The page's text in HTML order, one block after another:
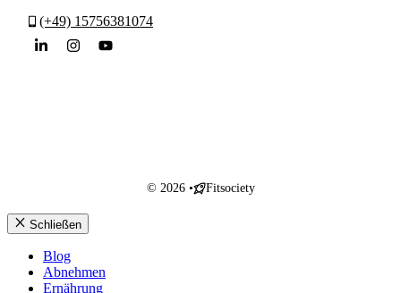
(+49) 15756381074
© 2026 • Fitsociety
Schließen
Blog
Abnehmen
Ernährung